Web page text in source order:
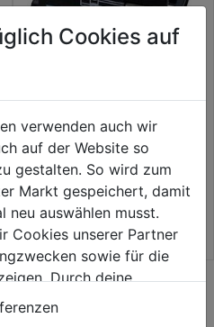
Diamant PZ sortiert 7tlg.
0.0 (0)
0.0
von
5
Sternen.
32,99€
DIESER
Cookies auf
verwenden auch wir
auf der Website so
gestalten. So wird zum
Markt gespeichert, damit
neu auswählen musst.
Cookies unserer Partner
sowie für die
Durch deine
von Drittanbieter,
USA, verarbeitet.